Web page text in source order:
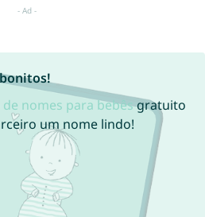
de nomes para bebêsgratuito
um nome lindo!